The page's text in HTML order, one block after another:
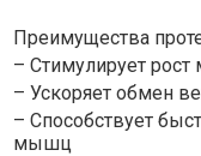
Преимущества
– Стимулирует
– Ускоряет обмен
– Способствует
мышц